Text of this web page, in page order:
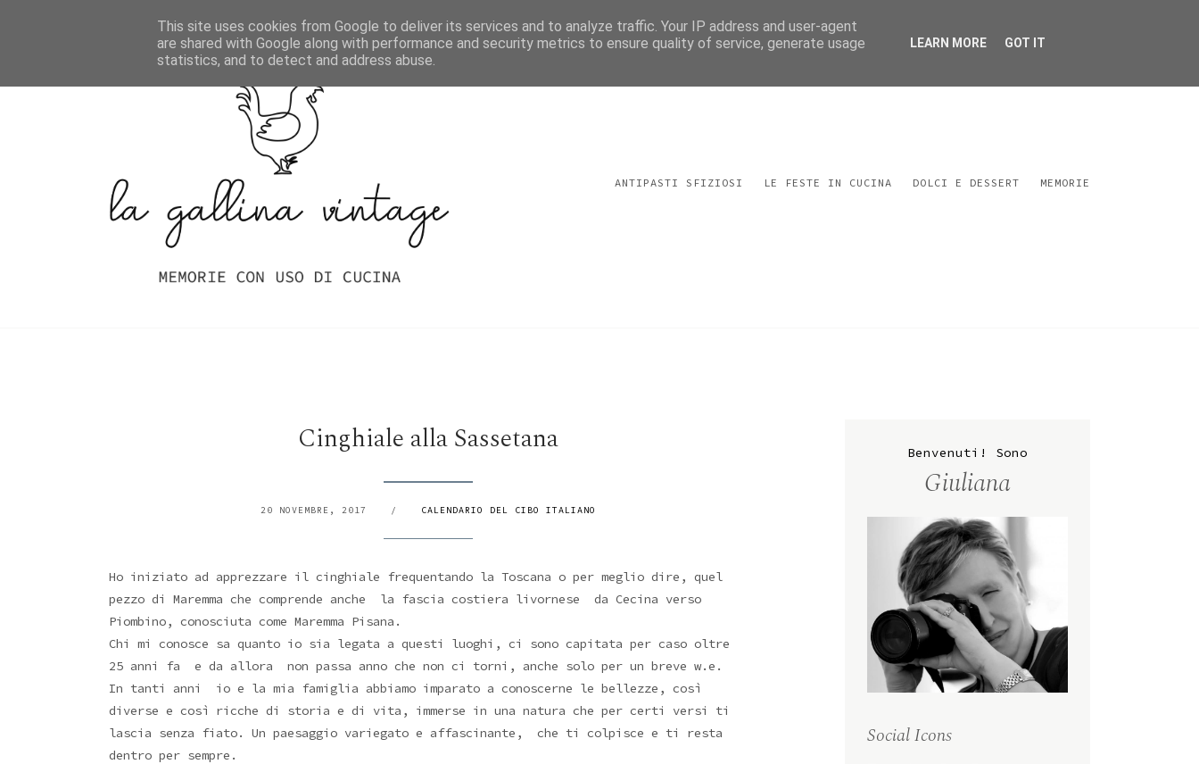
Indice Delle Ricette
ANTIPASTI SFIZIOSI LE FESTE IN CUCINA DOLCI E DESSERT MEMORIE
Cinghiale alla Sassetana
20 NOVEMBRE, 2017 / CALENDARIO DEL CIBO ITALIANO
Ho iniziato ad apprezzare il cinghiale frequentando la Toscana o per meglio dire, quel
pezzo di Maremma che comprende anche la fascia costiera livornese da Cecina verso
Piombino, conosciuta come Maremma Pisana.
Chi mi conosce sa quanto io sia legata a questi luoghi, ci sono capitata per caso oltre
25 anni fa e da allora non passa anno che non ci torni, anche solo per un breve w.e.
In tanti anni io e la mia famiglia abbiamo imparato a conoscerne le bellezze, così
diverse e così ricche di storia e di vita, immerse in una natura che per certi versi ti
lascia senza fiato. Un paesaggio variegato e affascinante, che ti colpisce e ti resta
dentro per sempre.
Benvenuti! Sono
Giuliana
Social Icons
This site uses cookies from Google to deliver its services and to analyze traffic. Your IP address and user-agent
are shared with Google along with performance and security metrics to ensure quality of service, generate usage
statistics, and to detect and address abuse.
LEARN MORE GOT IT